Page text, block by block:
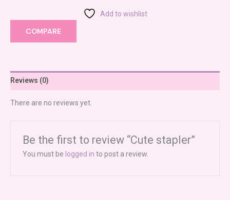
Add to wishlist
COMPARE
Reviews (0)
There are no reviews yet.
Be the first to review “Cute stapler”
You must be logged in to post a review.